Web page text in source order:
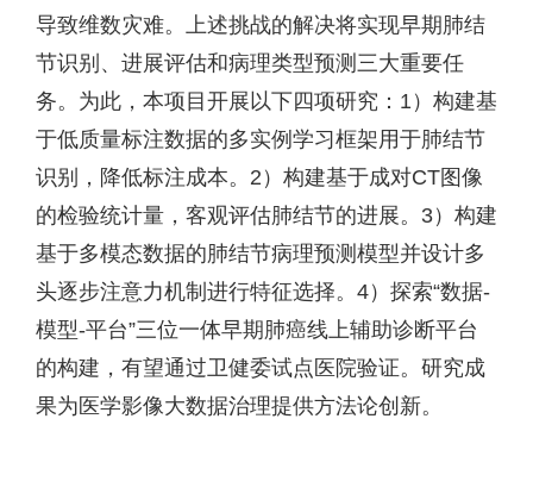
导致维数灾难。上述挑战的解决将实现早期肺结
节识别、进展评估和病理类型预测三大重要任
务。为此，本项目开展以下四项研究：1）构建基
于低质量标注数据的多实例学习框架用于肺结节
识别，降低标注成本。2）构建基于成对CT图像
的检验统计量，客观评估肺结节的进展。3）构建
基于多模态数据的肺结节病理预测模型并设计多
头逐步注意力机制进行特征选择。4）探索“数据-
模型-平台”三位一体早期肺癌线上辅助诊断平台
的构建，有望通过卫健委试点医院验证。研究成
果为医学影像大数据治理提供方法论创新。